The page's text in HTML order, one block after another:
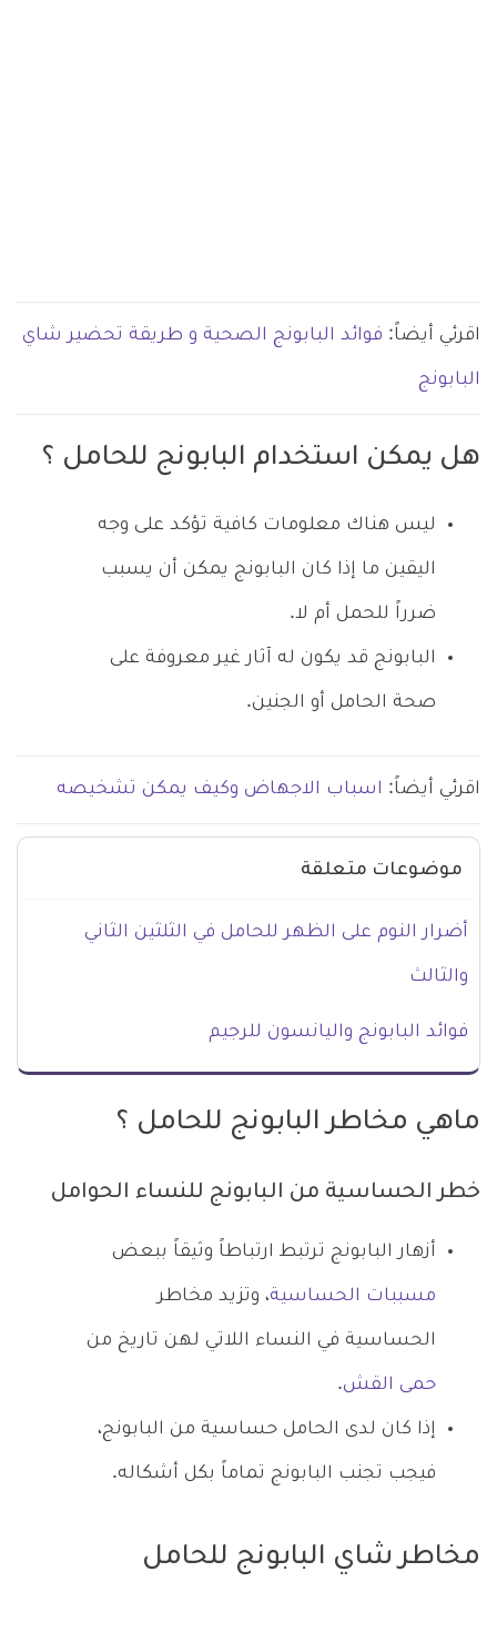
اقرئي أيضاً: فوائد البابونج الصحية و طريقة تحضير شاي
البابونج
هل يمكن استخدام البابونج للحامل ؟
ليس هناك معلومات كافية تؤكد على وجه
اليقين ما إذا كان البابونج يمكن أن يسبب
ضرراً للحمل أم لا.
البابونج قد يكون له آثار غير معروفة على
صحة الحامل أو الجنين.
اقرئي أيضاً: اسباب الاجهاض وكيف يمكن تشخيصه
موضوعات متعلقة
أضرار النوم على الظهر للحامل في الثلثين الثاني
والثالث
فوائد البابونج واليانسون للرجيم
ماهي مخاطر البابونج للحامل ؟
خطر الحساسية من البابونج للنساء الحوامل
أزهار البابونج ترتبط ارتباطاً وثيقاً ببعض
مسببات الحساسية، وتزيد مخاطر
الحساسية في النساء اللاتي لهن تاريخ من
حمى القش.
إذا كان لدى الحامل حساسية من البابونج،
فيجب تجنب البابونج تماماً بكل أشكاله.
مخاطر شاي البابونج للحامل